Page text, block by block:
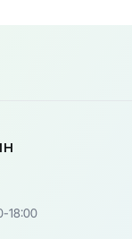
18:00